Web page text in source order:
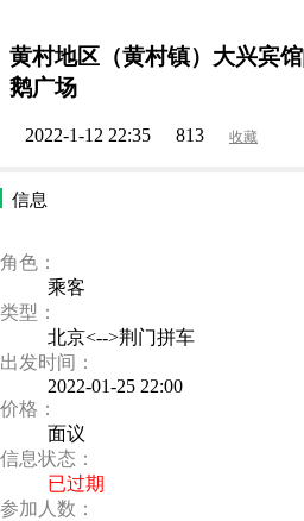
黄村地区（黄村镇）大兴宾馆
鹅广场
2022-1-12 22:35 813 收藏
信息
角色：
乘客
类型：
北京<-->荆门拼车
出发时间：
2022-01-25 22:00
价格：
面议
信息状态：
已过期
参加人数：